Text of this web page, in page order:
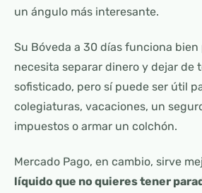
un ángulo más interesante.
Su Bóveda a 30 días funciona bien
necesita separar dinero y dejar de
sofisticado, pero sí puede ser útil
colegiaturas, vacaciones, un
impuestos o armar un colchón.
Mercado Pago, en cambio, sirve
líquido que no quieres tener